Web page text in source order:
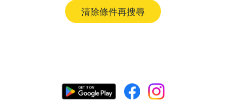
清除條件再搜尋